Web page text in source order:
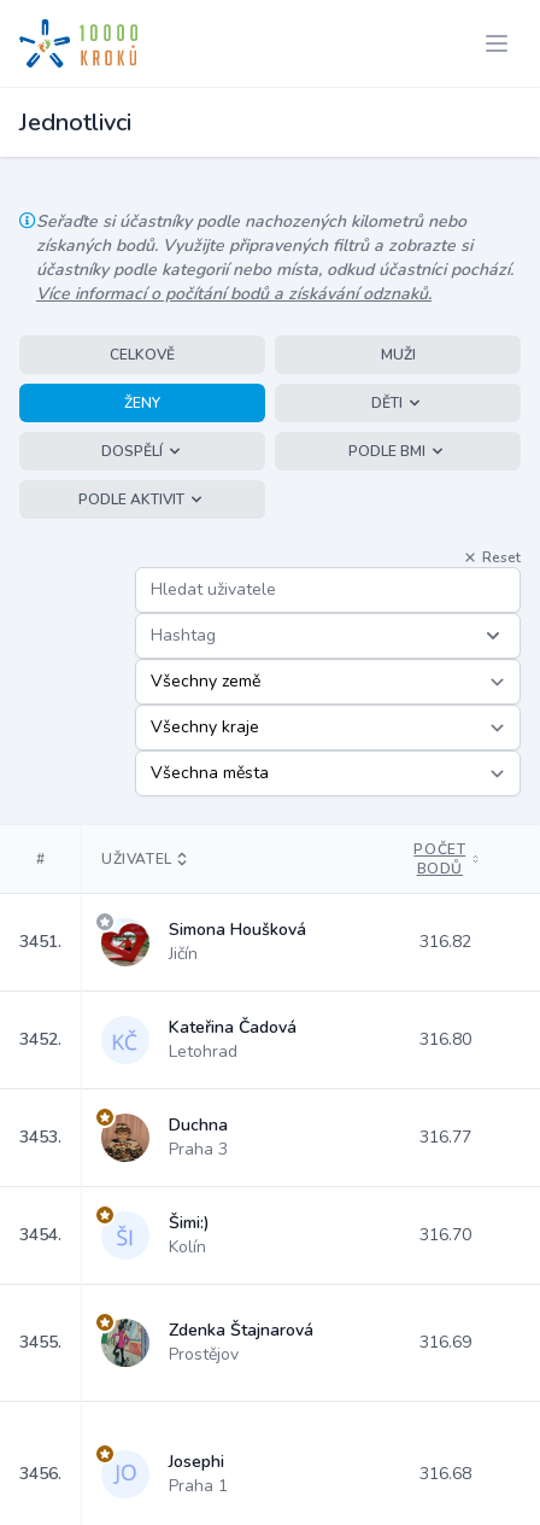
Jednotlivci
Seřaďte si účastníky podle nachozených kilometrů nebo
získaných bodů. Využijte připravených filtrů a zobrazte si
účastníky podle kategorií nebo místa, odkud účastníci pochází.
Více informací o počítání bodů a získávání odznaků.
CELKOVĚ MUŽI
ŽENY DĚTI
DOSPĚLÍ PODLE BMI
PODLE AKTIVIT
Reset
Hashtag
# UŽIVATEL
POČET
BODŮ
3451.
Simona Houšková
Jičín
316.82
3452.
Kateřina Čadová
Letohrad
316.80
3453.
Duchna
Praha 3
316.77
3454.
Šimi:)
Kolín
316.70
3455.
Zdenka Štajnarová
Prostějov
316.69
3456.
Josephi
Praha 1
316.68